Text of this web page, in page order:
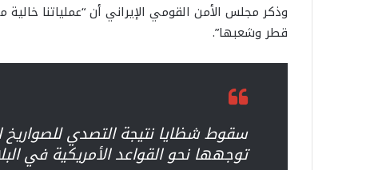
وذكر مجلس الأمن القومي الإيراني أن “عملياتنا
قطر وشعبها”.
سقوط شظايا نتيجة التصدي للصواريخ
توجهها نحو القواعد الأمريكية في